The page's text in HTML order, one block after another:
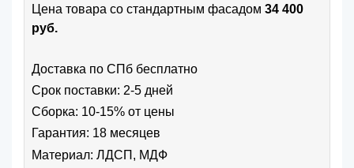
Цена товара cо стандартным фасадом 34 400
руб.
Доставка по СПб бесплатно
Срок поставки: 2-5 дней
Сборка: 10-15% от цены
Гарантия: 18 месяцев
Материал: ЛДСП, МДФ